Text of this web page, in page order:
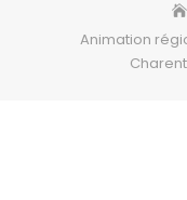
Animation